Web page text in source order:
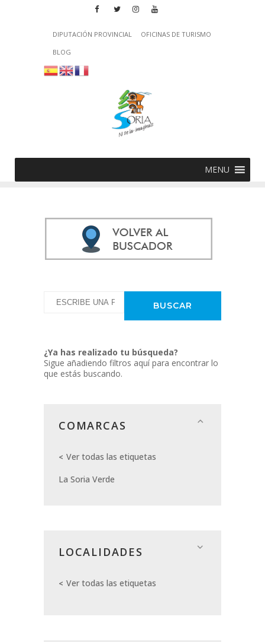
DIPUTACIÓN PROVINCIAL
OFICINAS DE TURISMO
BLOG
MENU
¿Ya has realizado tu búsqueda?
Sigue añadiendo filtros aquí para encontrar lo
que estás buscando.
COMARCAS
Ver todas las etiquetas
La Soria Verde
LOCALIDADES
Ver todas las etiquetas